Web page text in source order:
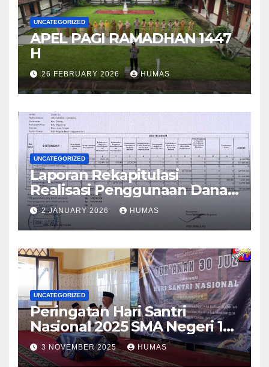
UNCATEGORIZED
APEL PAGI RAMADHAN 1447
H
26 FEBRUARY 2026 HUMAS
UNCATEGORIZED
Laporan Rekapitulasi
Realisasi Penggunaan Dana
BOS Reguler Tahap 2 Tahun
2025
2 JANUARY 2026 HUMAS
UNCATEGORIZED
Peringatan Hari Santri
Nasional 2025 SMA Negeri 1
Grabag
3 NOVEMBER 2025 HUMAS